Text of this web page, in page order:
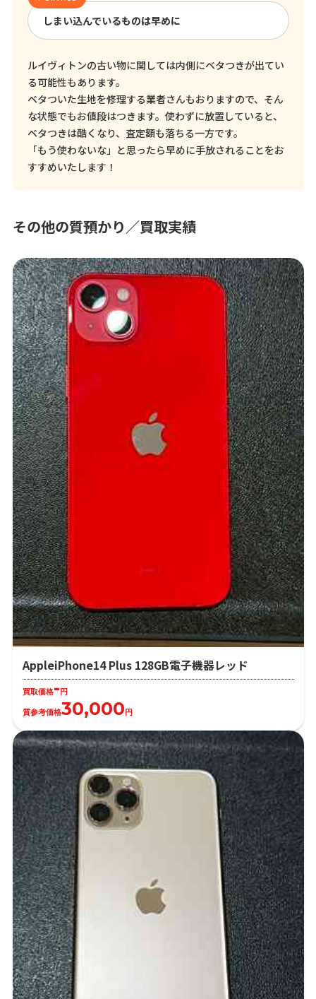
しまい込んでいるものは早めに
ルイヴィトンの古い物に関しては内側にベタつきが出てい
る可能性もあります。
ベタついた生地を修理する業者さんもおりますので、そん
な状態でもお値段はつきます。使わずに放置していると、
ベタつきは酷くなり、査定額も落ちる一方です。
「もう使わないな」と思ったら早めに手放されることをお
すすめいたします！
その他の質預かり／買取実績
AppleiPhone14 Plus 128GB電子機器レッド
買取価格-円
質参考価格30,000円